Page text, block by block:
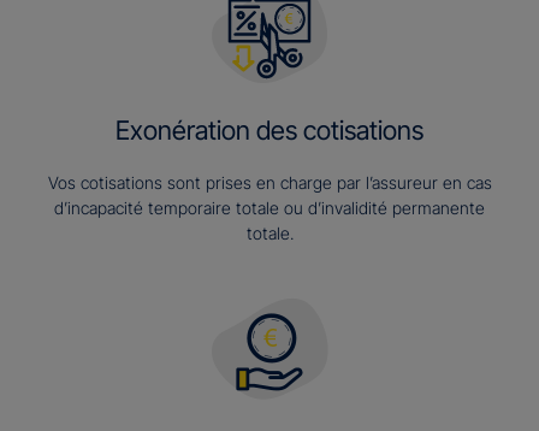
Exonération des cotisations
Vos cotisations sont prises en charge par l’assureur en cas
d’incapacité temporaire totale ou d’invalidité permanente
totale.